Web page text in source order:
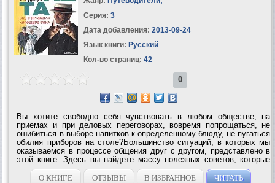
Серия: 3
Дата добавления: 2013-09-24
Язык книги: Русский
Кол-во страниц: 42
0
Вы хотите свободно себя чувствовать в любом обществе, на
приемах и при деловых переговорах, вовремя попрощаться, не
ошибиться в выборе напитков к определенному блюду, не пугаться
обилия приборов на столе?Большинство ситуаций, в которых мы
оказываемся в процессе общения друг с другом, представлено в
этой книге. Здесь вы найдете массу полезных советов, которые
помогут вам в мире бизнеса, при организации деловых встреч, в
зарубежных...
О КНИГЕ ОТЗЫВЫ В ИЗБРАННОЕ ЧИТАТЬ